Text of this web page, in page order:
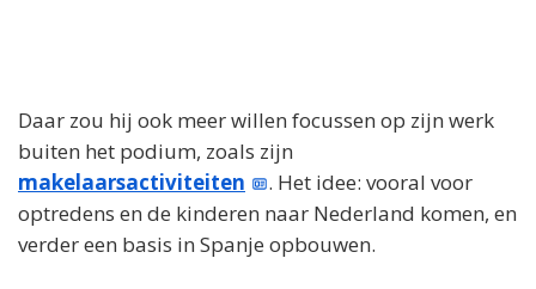
Daar zou hij ook meer willen focussen op zijn werk
buiten het podium, zoals zijn
makelaarsactiviteiten
. Het idee: vooral voor
optredens en de kinderen naar Nederland komen, en
verder een basis in Spanje opbouwen.